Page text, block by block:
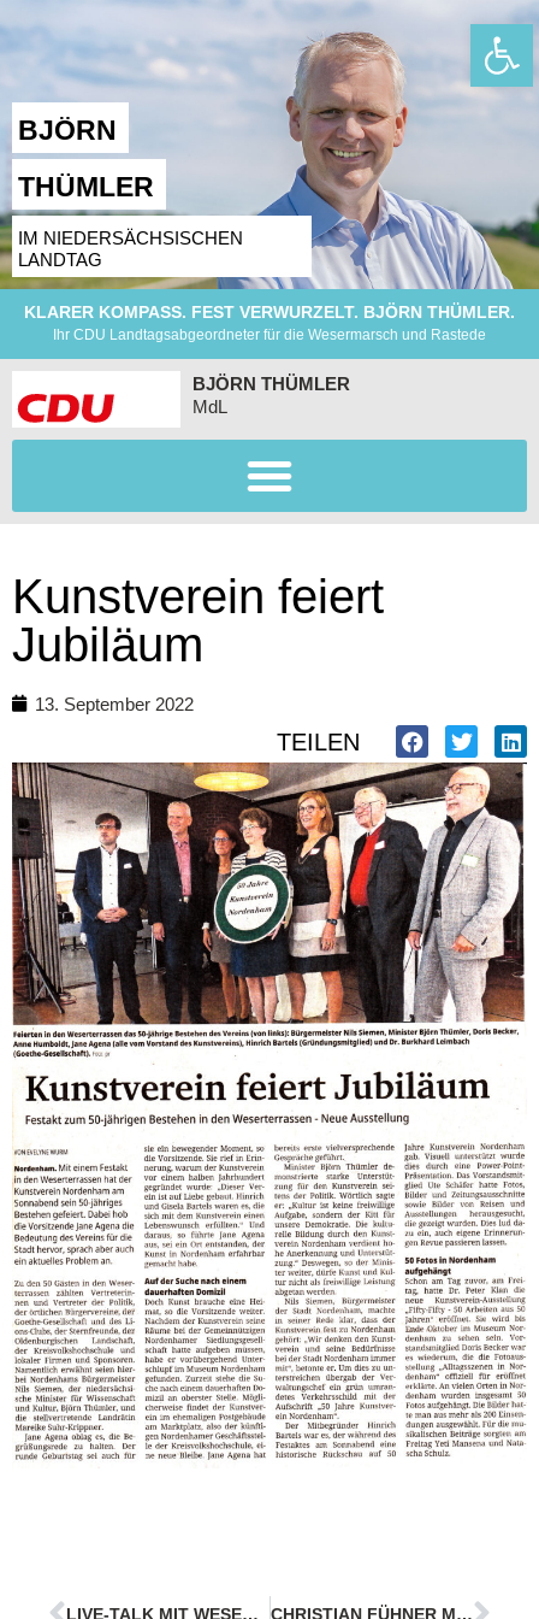
BJÖRN
THÜMLER
IM NIEDERSÄCHSISCHEN
LANDTAG
KLARER KOMPASS. FEST VERWURZELT. BJÖRN THÜMLER.
Ihr CDU Landtagsabgeordneter für die Wesermarsch und Rastede
BJÖRN THÜMLER
MdL
Kunstverein feiert
Jubiläum
13. September 2022
TEILEN
LIVE-TALK MIT WESERMARSCH-KANDIDATEN CHRISTIAN FÜHNER MIT ELTERN IM DIALOG